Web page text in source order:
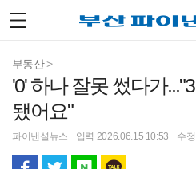
부동산>
'0' 하나 잘못 썼다가
됐어요"
파이낸셜뉴스 입력 2026.06.15 10:53 수